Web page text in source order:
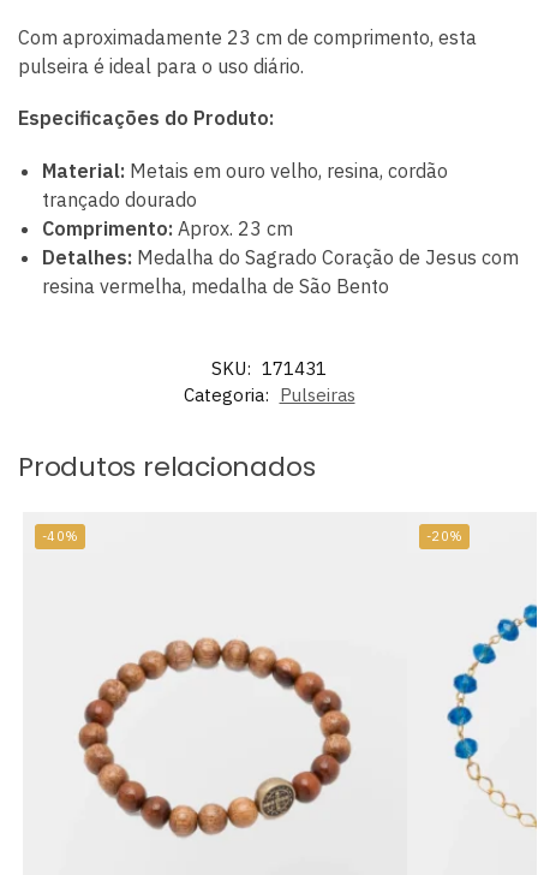
Com aproximadamente 23 cm de comprimento, esta
pulseira é ideal para o uso diário.
Especificações do Produto:
Material: Metais em ouro velho, resina, cordão
trançado dourado
Comprimento: Aprox. 23 cm
Detalhes: Medalha do Sagrado Coração de Jesus com
resina vermelha, medalha de São Bento
SKU: 171431
Categoria: Pulseiras
Produtos relacionados
-40% -20%